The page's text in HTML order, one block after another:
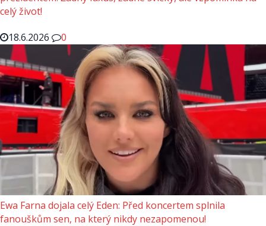
celý život!
18.6.2026
0
Ewa Farna dojala celý Eden: Před koncertem splnila
fanouškům sen, na který nikdy nezapomenou!